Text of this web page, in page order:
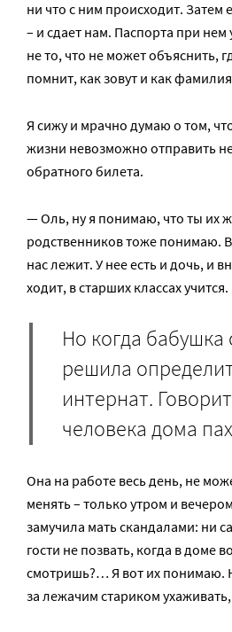
ни что с ним происходит. Затем
– и сдает нам. Паспорта при нем
не то, что не может объяснить,
помнит, как зовут и как
Я сижу и мрачно думаю о том,
жизни невозможно отправить
обратного билета.
— Оль, ну я понимаю, что ты их
родственников тоже понимаю.
нас лежит. У нее есть и дочь, и
ходит, в старших классах учится.
Но когда бабушка
решила
интернат.
человека дома
Она на работе весь день, не
менять – только утром и
замучила мать скандалами: ни
гости не позвать, когда в доме
смотришь?… Я вот их понимаю.
за лежачим стариком ухаживать,